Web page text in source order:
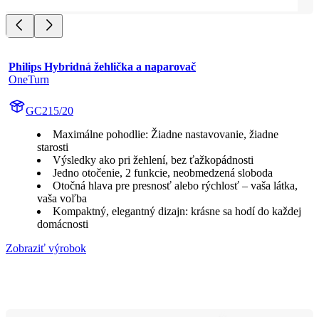
Philips Hybridná žehlička a naparovač
OneTurn
GC215/20
Maximálne pohodlie: Žiadne nastavovanie, žiadne
starosti
Výsledky ako pri žehlení, bez ťažkopádnosti
Jedno otočenie, 2 funkcie, neobmedzená sloboda
Otočná hlava pre presnosť alebo rýchlosť – vaša látka,
vaša voľba
Kompaktný, elegantný dizajn: krásne sa hodí do každej
domácnosti
Zobraziť výrobok